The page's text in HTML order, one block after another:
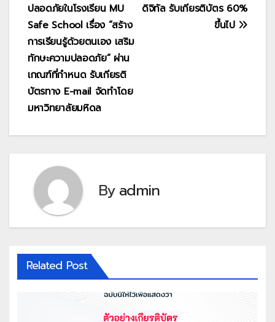
ดิจิทัล รับเกียรติบัตร 60%
ขึ้นไป
ปลอดภัยในโรงเรียน MU
Safe School เรื่อง “สร้าง
การเรียนรู้ด้วยตนเอง เสริม
ทักษะความปลอดภัย” ผ่าน
เกณฑ์ที่กำหนด รับเกียรติ
บัตรทาง E-mail จัดทำโดย
มหาวิทยาลัยมหิดล
Byadmin
Related Post